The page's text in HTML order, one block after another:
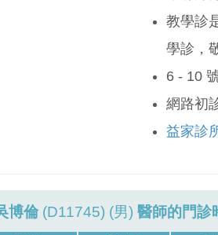
教學診
學診，
6 - 10
網路初
益家診